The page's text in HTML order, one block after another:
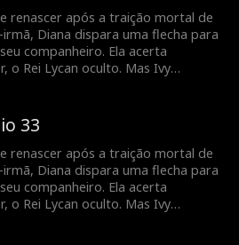
renascer após a traição mortal de
irmã, Diana dispara uma flecha para
companheiro. Ela acerta
o Rei Lycan oculto. Mas Ivy
o próprio destino antes que seja
33
renascer após a traição mortal de
irmã, Diana dispara uma flecha para
companheiro. Ela acerta
o Rei Lycan oculto. Mas Ivy